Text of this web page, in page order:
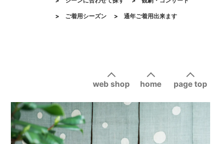
> ご着用シーズン > 通年ご着用出来ます
page top
home
web shop